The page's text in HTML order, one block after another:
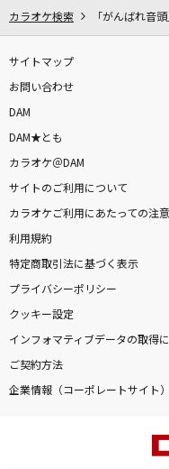
カラオケ検索 「がんばれ音
サイトマップ
お問い合わせ
DAM
DAM★とも
カラオケ＠DAM
サイトのご利用について
カラオケご利用にあたっての注
利用規約
特定商取引法に基づく表示
プライバシーポリシー
クッキー設定
インフォマティブデータの取得
ご契約方法
企業情報（コーポレートサイト）